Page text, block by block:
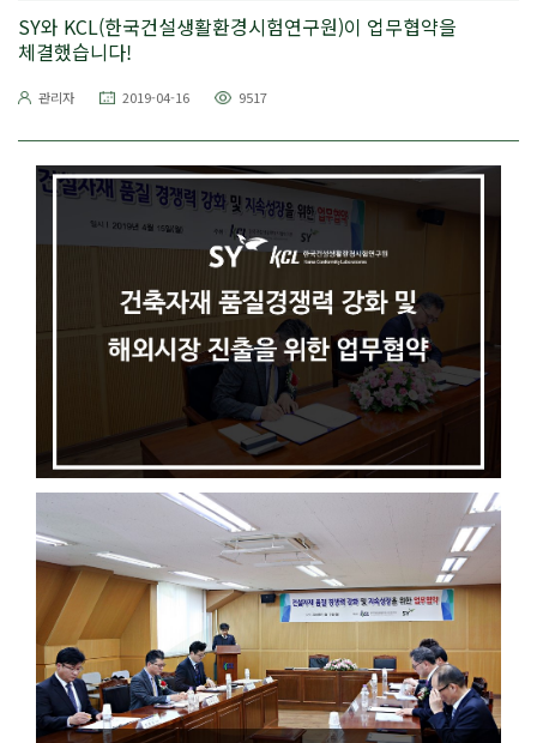
SY와 KCL(한국건설생활환경시험연구원)이 업무협약을
체결했습니다!
관리자 2019-04-16 9517